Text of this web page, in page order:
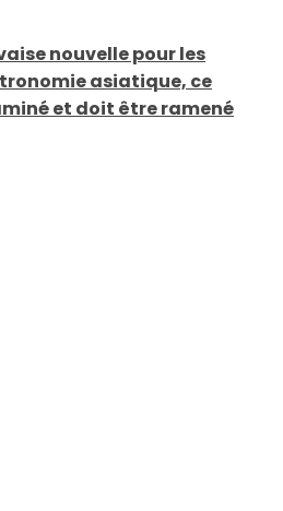
nouvelle pour les
asiatique, ce
et doit être ramené